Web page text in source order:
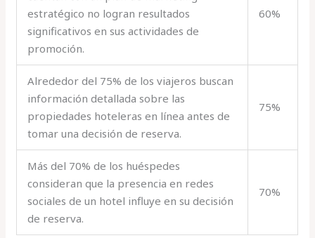
estratégico no logran resultados
significativos en sus actividades de
promoción.
60%
Alrededor del 75% de los viajeros buscan
información detallada sobre las
propiedades hoteleras en línea antes de
tomar una decisión de reserva.
75%
Más del 70% de los huéspedes
consideran que la presencia en redes
sociales de un hotel influye en su decisión
de reserva.
70%